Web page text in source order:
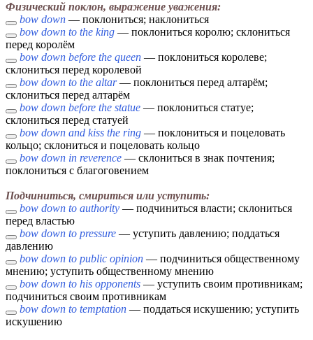
Физический поклон, выражение уважения:
bow down — поклониться; наклониться
bow down to the king — поклониться королю; склониться
перед королём
bow down before the queen — поклониться королеве;
склониться перед королевой
bow down to the altar— поклониться перед алтарём;
склониться перед алтарём
bow down before the statue — поклониться статуе;
склониться перед статуей
bow down and kiss the ring — поклониться и поцеловать
кольцо; склониться и поцеловать кольцо
bow down in reverence — склониться в знак почтения;
поклониться с благоговением
Подчиниться, смириться или уступить:
bow down to authority — подчиниться власти; склониться
перед властью
bow down to pressure — уступить давлению; поддаться
давлению
bow down to public opinion — подчиниться общественному
мнению; уступить общественному мнению
bow down to his opponents — уступить своим противникам;
подчиниться своим противникам
bow down to temptation — поддаться искушению; уступить
искушению